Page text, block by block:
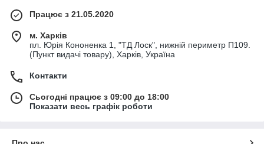
Працює з 21.05.2020
м. Харків
пл. Юрія Кононенка 1, "ТД Лоск", нижній периметр П109.
(Пункт видачі товару), Харків, Україна
Контакти
Сьогодні працює з 09:00 до 18:00
Показати весь графік роботи